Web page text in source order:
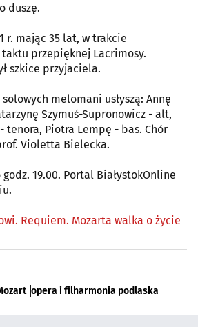
duszę.
r. mając 35 lat, w trakcie
przepięknej Lacrimosy.
szkice przyjaciela.
melomani usłyszą: Annę
Szymuś-Supronowicz - alt,
tenora, Piotra Lempę - bas. Chór
Violetta Bielecka.
19.00. Portal BiałystokOnline
Requiem. Mozarta walka o życie
opera i filharmonia podlaska